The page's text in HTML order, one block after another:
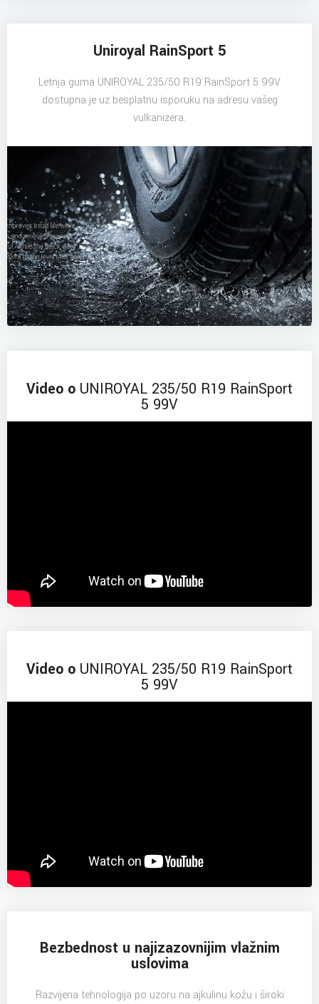
Uniroyal RainSport 5
Letnja guma UNIROYAL 235/50 R19 RainSport 5 99V
dostupna je uz besplatnu isporuku na adresu vašeg
vulkanizera.
Video o UNIROYAL 235/50 R19 RainSport
5 99V
Video o UNIROYAL 235/50 R19 RainSport
5 99V
Bezbednost u najizazovnijim vlažnim
uslovima
Razvijena tehnologija po uzoru na ajkulinu kožu i široki